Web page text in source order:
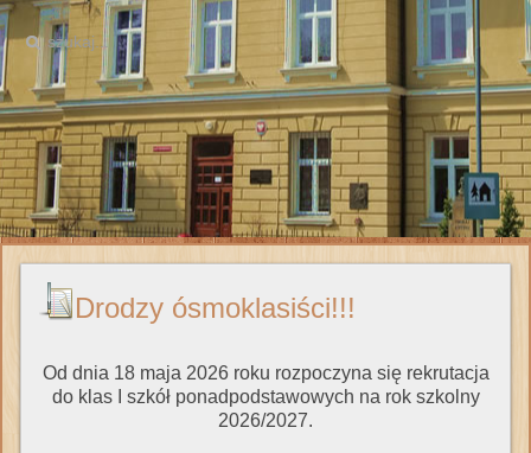
Drodzy ósmoklasiści!!!
Od dnia 18 maja 2026 roku rozpoczyna się rekrutacja
do klas I szkół ponadpodstawowych na rok szkolny
2026/2027.